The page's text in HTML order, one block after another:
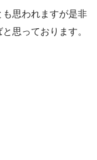
思われますが是非
思っております。